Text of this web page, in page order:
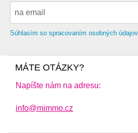
Súhlasím so spracovaním osobných údajov
MÁTE OTÁZKY?
Napíšte nám na adresu:
info@mimmo.cz